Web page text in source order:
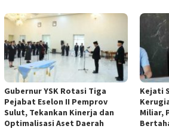
Gubernur YSK Rotasi Tiga
Pejabat Eselon II Pemprov
Sulut, Tekankan Kinerja dan
Optimalisasi Aset Daerah
Kejati
Miliar,